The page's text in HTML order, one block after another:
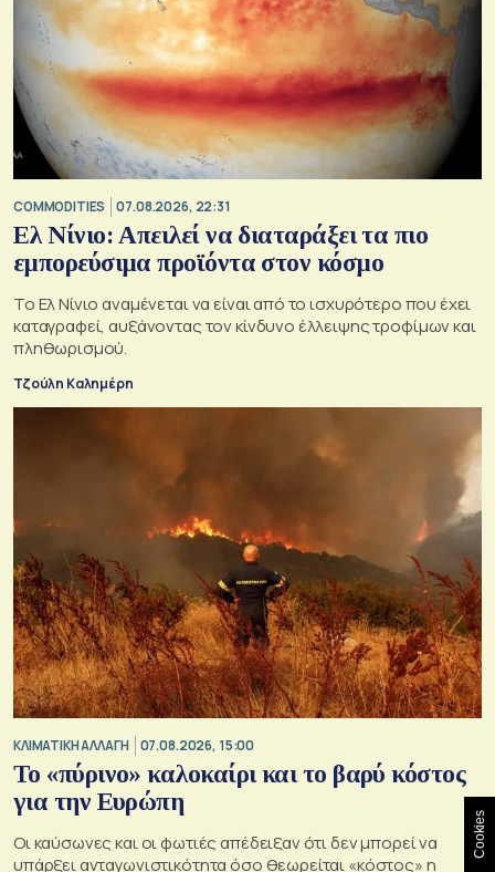
COMMODITIES 07.08.2026, 22:31
Ελ Νίνιο: Απειλεί να διαταράξει τα πιο
εμπορεύσιμα προϊόντα στον κόσμο
Το Ελ Νίνιο αναμένεται να είναι από το ισχυρότερο που έχει
καταγραφεί, αυξάνοντας τον κίνδυνο έλλειψης τροφίμων και
πληθωρισμού.
Τζούλη Καλημέρη
ΚΛΙΜΑΤΙΚΗ ΑΛΛΑΓΗ 07.08.2026, 15:00
Το «πύρινο» καλοκαίρι και το βαρύ κόστος
για την Ευρώπη
Οι καύσωνες και οι φωτιές απέδειξαν ότι δεν μπορεί να
υπάρξει ανταγωνιστικότητα όσο θεωρείται «κόστος» η
Cookies